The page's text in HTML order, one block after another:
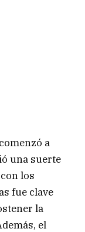
a
una suerte
los
fue clave
la
el